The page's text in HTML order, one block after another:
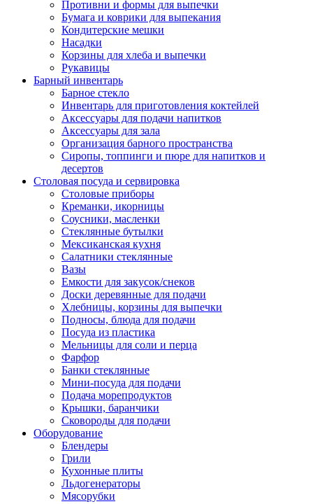
Противни и формы для выпечки
Бумага и коврики для выпекания
Кондитерские мешки
Насадки
Корзины для хлеба и выпечки
Рукавицы
Барный инвентарь
Барное стекло
Инвентарь для приготовления коктейлей
Аксессуары для подачи напитков
Аксессуары для зала
Организация барного пространства
Сиропы, топпинги и пюре для напитков и
десертов
Столовая посуда и сервировка
Столовые приборы
Креманки, икорницы
Соусники, масленки
Стеклянные бутылки
Мексиканская кухня
Салатники стеклянные
Вазы
Емкости для закусок/снеков
Доски деревянные для подачи
Хлебницы, корзины для выпечки
Подносы, блюда для подачи
Посуда из пластика
Мельницы для соли и перца
Фарфор
Банки стеклянные
Мини-посуда для подачи
Подача морепродуктов
Крышки, баранчики
Сковороды для подачи
Оборудование
Блендеры
Грили
Кухонные плиты
Льдогенераторы
Мясорубки